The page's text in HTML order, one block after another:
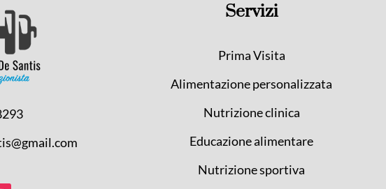
Servizi
Prima Visita
Alimentazione personalizzata
Nutrizione clinica
Educazione alimentare
Nutrizione sportiva